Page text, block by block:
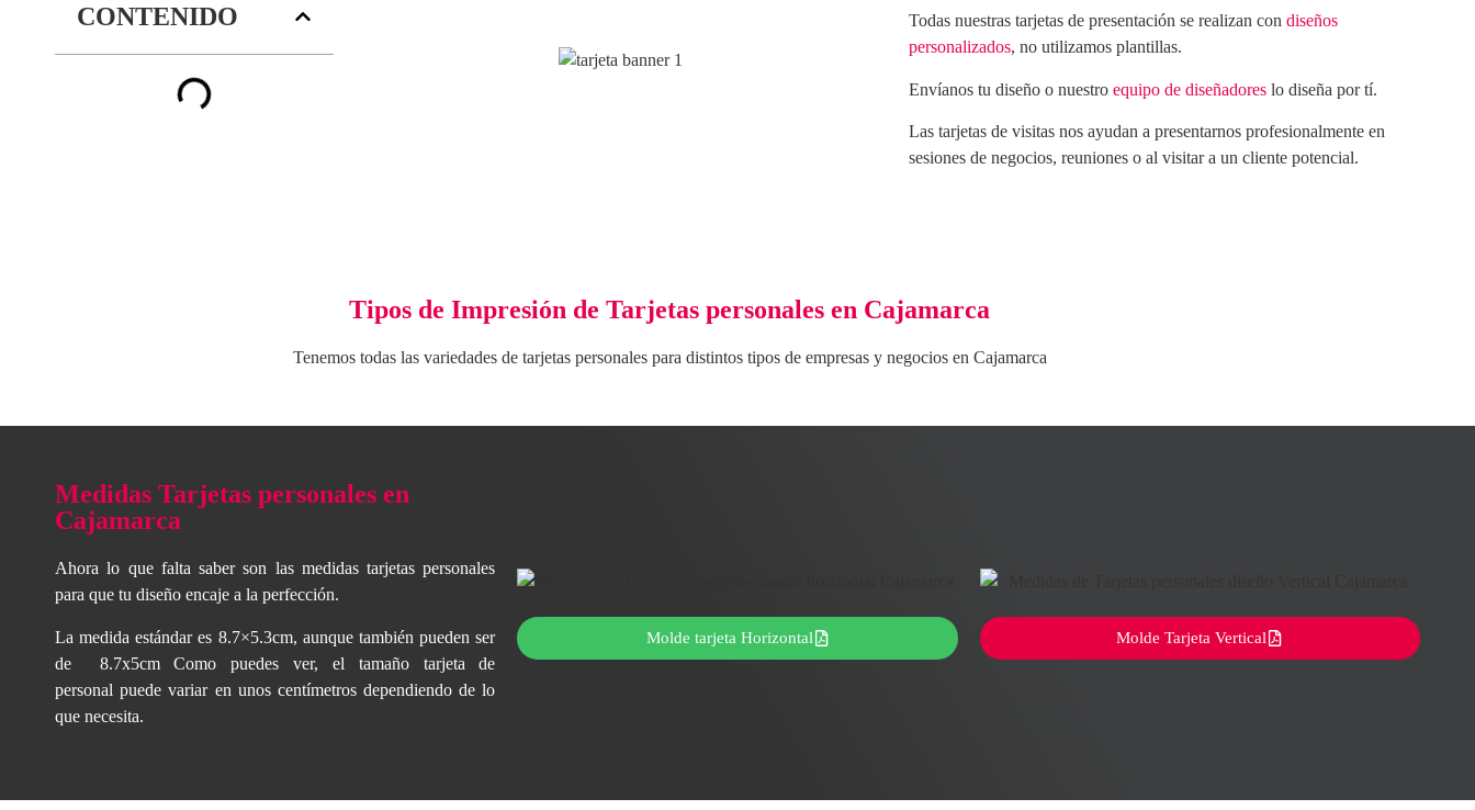
CONTENIDO Todas nuestrastarjetas de presentaciónse realizan condiseños
personalizados, no utilizamos plantillas.
Envíanos tu diseño o nuestroequipo de diseñadores lo diseña por tí.
Lastarjetas de visitas nos ayudan a presentarnos profesionalmente en
sesiones de negocios, reuniones o al visitar a un cliente potencial.
Tipos de Impresión de Tarjetas personales en Cajamarca
Tenemos todas las variedades de tarjetas personales para distintos tipos de empresas y negocios en Cajamarca
Medidas Tarjetas personales en
Cajamarca
Ahora lo que falta saber son las medidas tarjetas personales
para que tu diseño encaje a la perfección.
La medida estándar es 8.7×5.3cm, aunque también pueden ser
de 8.7x5cm Como puedes ver, el tamaño tarjeta de
personalpuede variar en unos centímetros dependiendo de lo
que necesita.
Molde tarjeta Horizontal Molde Tarjeta Vertical